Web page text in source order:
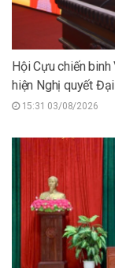
Hội Cựu chiến
hiện Nghị quyết
15:31 03/08/2026